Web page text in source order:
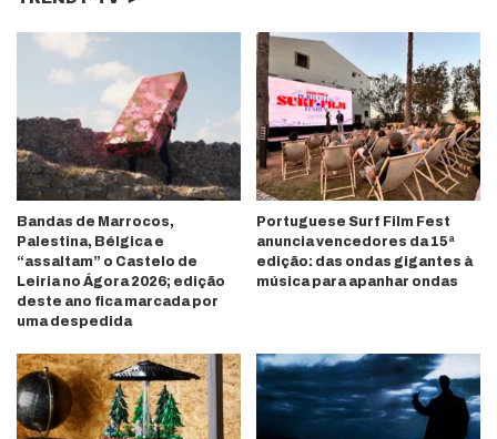
Bandas de Marrocos,
Palestina, Bélgica e
“assaltam” o Castelo de
Leiria no Ágora 2026; edição
deste ano fica marcada por
uma despedida
Portuguese Surf Film Fest
anuncia vencedores da 15ª
edição: das ondas gigantes à
música para apanhar ondas